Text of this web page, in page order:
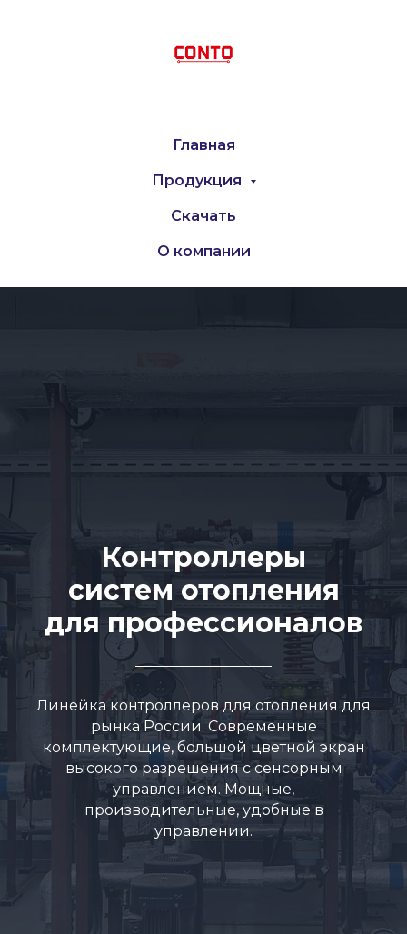
Главная
Продукция
Скачать
О компании
Контроллеры
систем отопления
для профессионалов
Линейка контроллеров для отопления для
рынка России. Современные
комплектующие, большой цветной экран
высокого разрешения с сенсорным
управлением. Мощные,
производительные, удобные в
управлении.